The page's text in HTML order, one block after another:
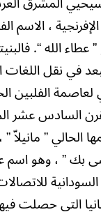
، الاسم
الله “.
اللغات
الفلبين
السادس عشر
الحالي ”
” ، وهو اسم
التي حصلت